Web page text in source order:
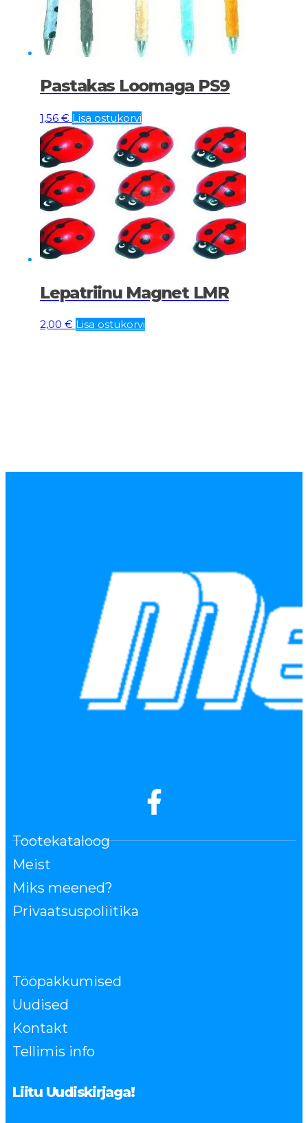
Pastakas Loomaga PS9
1,56 € Lisa ostukorvi
Lepatriinu Magnet LMR
2,00 € Lisa ostukorvi
Tootekataloog
Meist
Miks meened?
Privaatsuspoliitika
Tööpakkumised
Uudised
Kontakt
Tellimis info
Liitu Uudiskirjaga!